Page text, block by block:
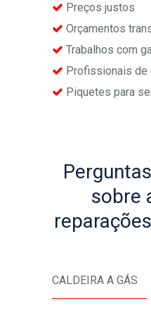
Preços justos
Orçamentos
Trabalhos com
Profissionais de
Piquetes para
sobre
CALDEIRA A GÁS